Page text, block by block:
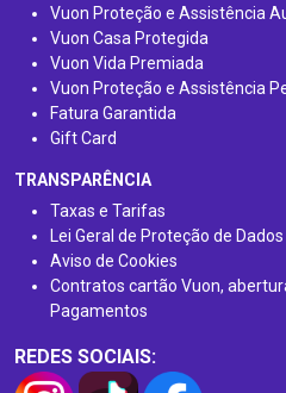
Vuon Proteção e Assistência
Vuon Casa Protegida
Vuon Vida Premiada
Vuon Proteção e Assistência
Fatura Garantida
Gift Card
TRANSPARÊNCIA
Taxas e Tarifas
Lei Geral de Proteção de Dados
Aviso de Cookies
Contratos cartão Vuon,
Pagamentos
REDES SOCIAIS: